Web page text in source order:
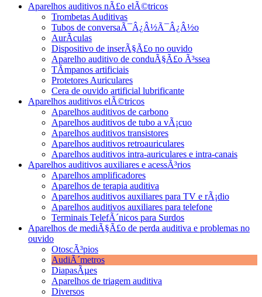
Aparelhos auditivos nÃ£o elÃ©tricos
Trombetas Auditivas
Tubos de conversaÃ¯Â¿Â½Ã¯Â¿Â½o
AurÃ­culas
Dispositivo de inserÃ§Ã£o no ouvido
Aparelho auditivo de conduÃ§Ã£o Ã³ssea
TÃ­mpanos artificiais
Protetores Auriculares
Cera de ouvido artificial lubrificante
Aparelhos auditivos elÃ©tricos
Aparelhos auditivos de carbono
Aparelhos auditivos de tubo a vÃ¡cuo
Aparelhos auditivos transistores
Aparelhos auditivos retroauriculares
Aparelhos auditivos intra-auriculares e intra-canais
Aparelhos auditivos auxiliares e acessÃ³rios
Aparelhos amplificadores
Aparelhos de terapia auditiva
Aparelhos auditivos auxiliares para TV e rÃ¡dio
Aparelhos auditivos auxiliares para telefone
Terminais TelefÃ´nicos para Surdos
Aparelhos de mediÃ§Ã£o de perda auditiva e problemas no
ouvido
OtoscÃ³pios
AudiÃ´metros
DiapasÃµes
Aparelhos de triagem auditiva
Diversos